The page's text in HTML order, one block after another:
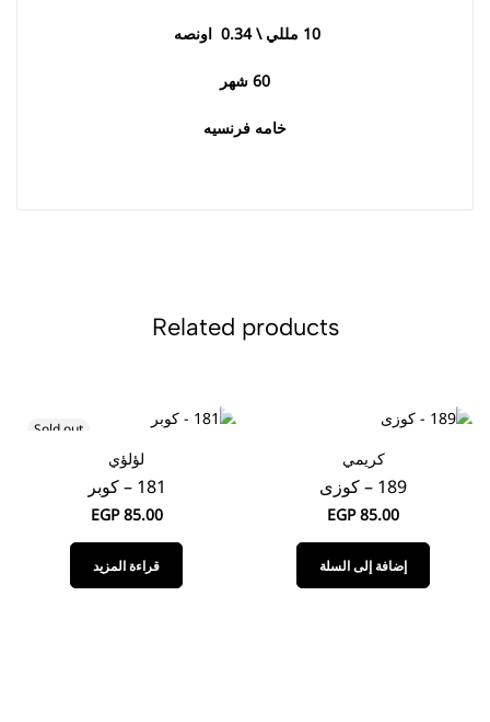
10 مللي \ 0.34 اونصه
60 شهر
خامه فرنسيه
Related products
كريمي
189 – كوزى
EGP85.00
إضافة إلى السلة
Sold out
لؤلؤي
181 – كوبر
EGP85.00
قراءة المزيد